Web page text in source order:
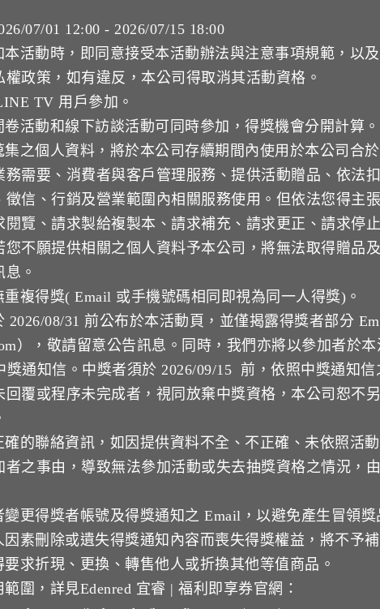
07/01 12:00 - 2026/07/15 18:00
活動時，即同意接受本活動辦法與注意事項規範，以
權政策，如有違反，本公司得取消其活動資格。
TV 用戶參加。
活動和線下訪談活動可同時參加，得獎機會分開計算。
之個人資料，將於本公司存續期間內使用於本公司合
務需要、消費者與客戶管理服務、提供活動贈品、依法
徵信、行銷及營業範圍內相關服務使用。但依法您得主
閱覽、請求製給複製本、請求補充、請求更正、請求停
您不願提供相關之個人資料予本公司，將無法取得贈品
。
複得獎( Email 或手機號碼相同即視為同一人得獎)。
2026/08/31 前公布於本活動頁，並僅揭露得獎者部分
），敬請留意公告訊息。同時，我們亦將以參加者於本
獎通知信。中獎者須於 2026/09/15  前，依照中獎通知信
回覆或程序未完成者，視同放棄中獎資格，本公司恕不
的聯絡資訊，如因提供資料不全、不正確、未依照活
者之事由，導致無法參加活動或失去抽獎資格之情況，
更得獎者帳號及得獎通知之 Email，以避免產生冒領獎
素刪除或遺失得獎通知內容而喪失得獎權益，將不予補
求折現、更換、轉售他人或折換其他等值商品。
圍，詳見Edenred 宜睿 | 福利即享券官網：